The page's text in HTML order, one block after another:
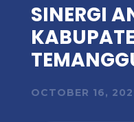
SINERGI
OCTOBER 16,